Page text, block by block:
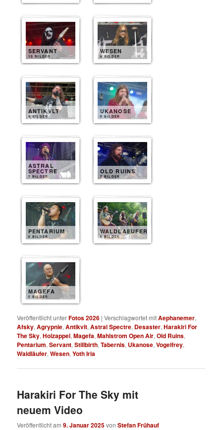
SERVANT
10 BILDER
WESEN
8 BILDER
ANTIKVLT
8 BILDER
UKANOSE
8 BILDER
ASTRAL
SPECTRE
7 BILDER
OLD RUINS
7 BILDER
PENTARIUM
6 BILDER
WALDLAEUFER
6 BILDER
MAGEFA
5 BILDER
Veröffentlicht unterFotos 2026 |Verschlagwortet mitAephanemer,
Afsky,Agrypnie,Antikvlt,Astral Spectre, Desaster,Harakiri For
The Sky,Holzappel,Magefa,Mahlstrom Open Air,Old Ruins,
Pentarium,Servant,Stillbirth,Tabernis, Ukanose,Vogelfrey,
Waldläufer,Wesen,Yoth Iria
Harakiri For The Sky mit
neuem Video
Veröffentlicht am9. Januar 2025vonStefan Frühauf